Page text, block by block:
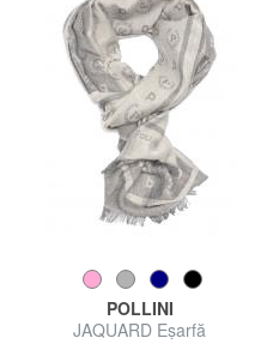
POLLINI
JAQUARD Eșarfă